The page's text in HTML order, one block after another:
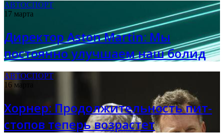
АВТОСПОРТ
17 марта
Директор Aston Martin: Мы
постоянно улучшаем наш болид
АВТОСПОРТ
16 марта
Хорнер: Продолжительность пит-
стопов теперь возрастет